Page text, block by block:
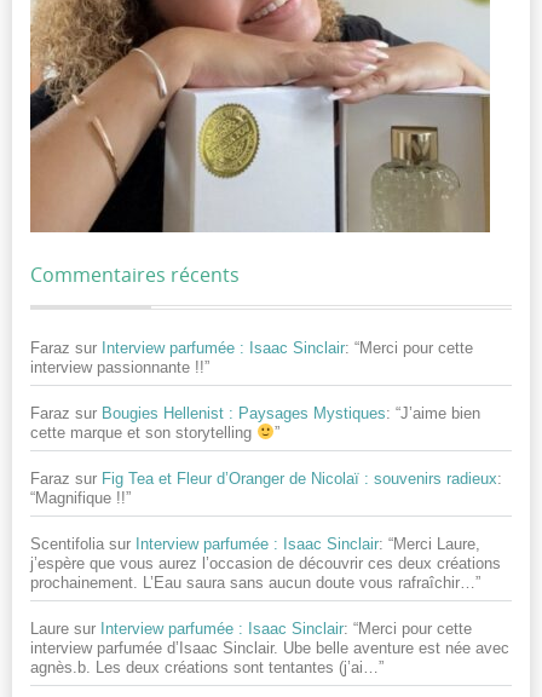
Commentaires récents
Faraz sur Interview parfumée : Isaac Sinclair: “Merci pour cette
interview passionnante !!”
Faraz sur Bougies Hellenist : Paysages Mystiques: “J’aime bien
cette marque et son storytelling
”
Faraz sur Fig Tea et Fleur d’Oranger de Nicolaï : souvenirs radieux:
“Magnifique !!”
Scentifolia sur Interview parfumée : Isaac Sinclair: “Merci Laure,
j’espère que vous aurez l’occasion de découvrir ces deux créations
prochainement. L’Eau saura sans aucun doute vous rafraîchir…”
Laure sur Interview parfumée : Isaac Sinclair: “Merci pour cette
interview parfumée d’Isaac Sinclair. Ube belle aventure est née avec
agnès.b. Les deux créations sont tentantes (j’ai…”